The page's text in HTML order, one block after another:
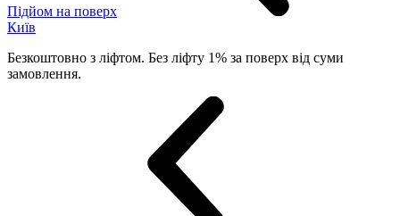
Підйом на поверх
Київ
Безкоштовно з ліфтом. Без ліфту 1% за поверх від суми
замовлення.